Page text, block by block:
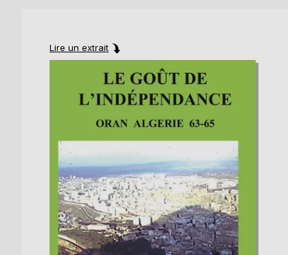
Lire un extrait
the
images
gallery
beginning
the
images
gallery